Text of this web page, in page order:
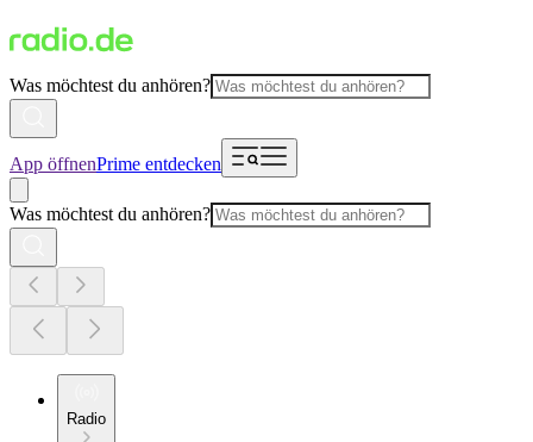
Was möchtest du anhören?
App öffnenPrime entdecken
Was möchtest du anhören?
Radio